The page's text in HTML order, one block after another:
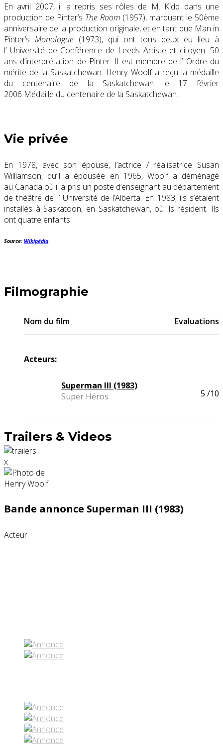
En avril 2007, il a repris ses rôles de M. Kidd dans une
production de Pinter’s The Room (1957), marquant le 50ème
anniversaire de la production originale, et en tant que Man in
Pinter’s Monologue (1973), qui ont tous deux eu lieu à
l’ Université de Conférence de Leeds Artiste et citoyen: 50
ans d’interprétation de Pinter. Il est membre de l’ Ordre du
mérite de la Saskatchewan. Henry Woolf a reçu la médaille
du centenaire de la Saskatchewan le 17 février
2006 Médaille du centenaire de la Saskatchewan.
Vie privée
En 1978, avec son épouse, l’actrice / réalisatrice Susan
Williamson, qu’il a épousée en 1965, Woolf a déménagé
au Canada où il a pris un poste d’enseignant au département
de théâtre de l’ Université de l’Alberta. En 1983, ils s’étaient
installés à Saskatoon, en Saskatchewan, où ils résident. Ils
ont quatre enfants.
Source: Wikipédia
Filmographie
Nom du film Evaluations
Acteurs:
Superman III (1983)
Super Héros
5 /10
Trailers & Videos
x
Bande annonce Superman III (1983)
Acteur